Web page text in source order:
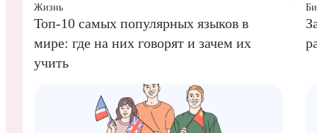
Жизнь
Топ-10 самых популярных языков в
мире: где на них говорят и зачем их
учить